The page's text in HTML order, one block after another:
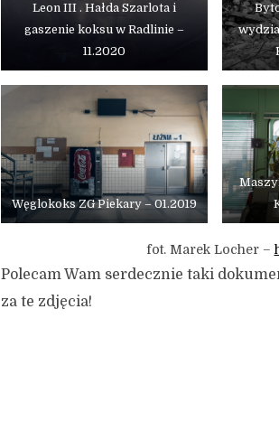
Leon III . Hałda Szarlota i
gaszenie koksu w Radlinie –
11.2020
Węglokoks ZG Piekary – 01.2019
fot. Marek Locher –
Polecam Wam serdecznie taki
za te zdjęcia!